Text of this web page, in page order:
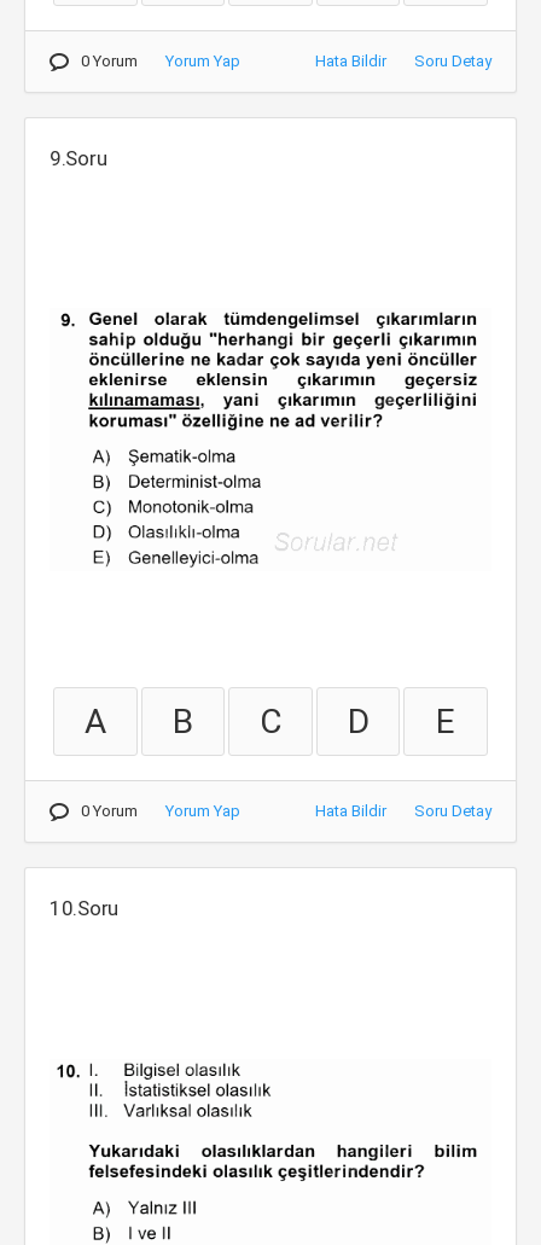
0 Yorum Yorum Yap Hata Bildir Soru Detay
9.Soru
A B C D E
0 Yorum Yorum Yap Hata Bildir Soru Detay
10.Soru